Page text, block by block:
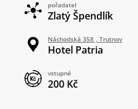
pořadatel
Zlatý Špendlík
Náchodská 358 , Trutnov
Hotel Patria
vstupné
200 Kč